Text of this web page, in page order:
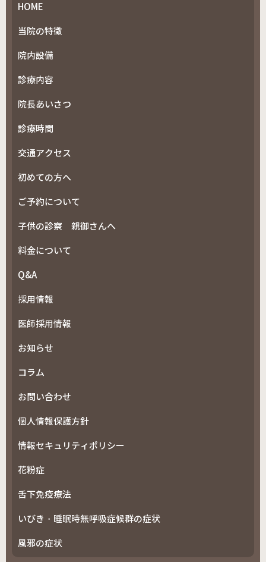
HOME
当院の特徴
院内設備
診療内容
院長あいさつ
診療時間
交通アクセス
初めての方へ
ご予約について
子供の診察 親御さんへ
料金について
Q&A
採用情報
医師採用情報
お知らせ
コラム
お問い合わせ
個人情報保護方針
情報セキュリティポリシー
花粉症
舌下免疫療法
いびき・睡眠時無呼吸症候群の症状
風邪の症状